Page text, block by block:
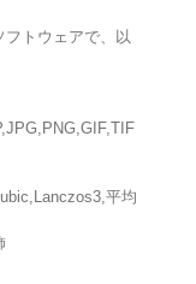
トウェアで、以
平均